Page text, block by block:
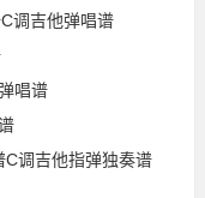
调吉他弹唱谱
唱谱
调吉他指弹独奏谱